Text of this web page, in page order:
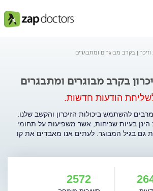
בקרב מבוגרים ומתבגרים
בקרב מבוגרים ומתבגרים
הודעות חדשות.
להשתמש ביכולות הזיכרון והקשב שלנו.
הינן בעיות שכיחות, אשר משפיעות על תחומי
גם בגיל המבוגר. לעתים אנו מאבדים את קו
דברים ומתקשים לסיים משימות שקבענו
על מצבים מגוונים במעגלי החיים:
2572